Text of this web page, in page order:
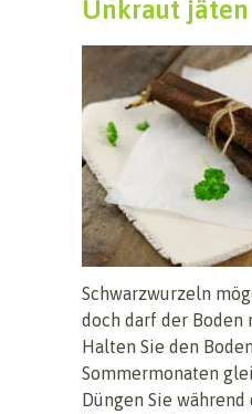
Unkraut jäten
Schwarzwurzeln
doch darf der Boden
Halten Sie den
Sommermonaten
Düngen Sie